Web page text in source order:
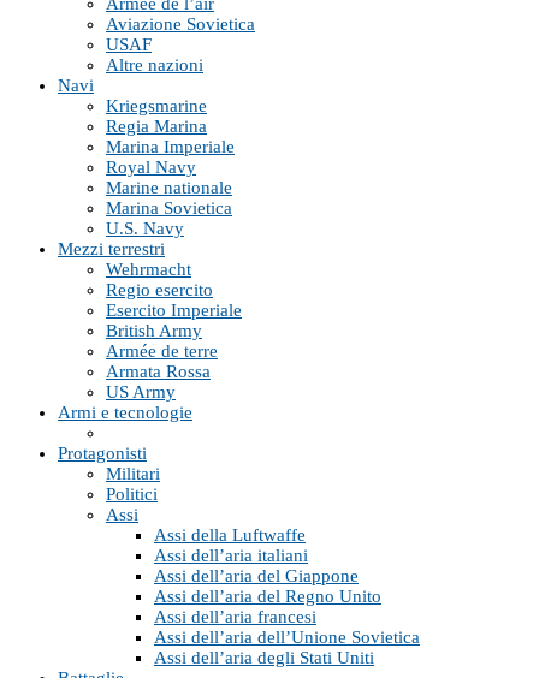
Armée de l’air
Aviazione Sovietica
USAF
Altre nazioni
Navi
Kriegsmarine
Regia Marina
Marina Imperiale
Royal Navy
Marine nationale
Marina Sovietica
U.S. Navy
Mezzi terrestri
Wehrmacht
Regio esercito
Esercito Imperiale
British Army
Armée de terre
Armata Rossa
US Army
Armi e tecnologie
Protagonisti
Militari
Politici
Assi
Assi della Luftwaffe
Assi dell’aria italiani
Assi dell’aria del Giappone
Assi dell’aria del Regno Unito
Assi dell’aria francesi
Assi dell’aria dell’Unione Sovietica
Assi dell’aria degli Stati Uniti